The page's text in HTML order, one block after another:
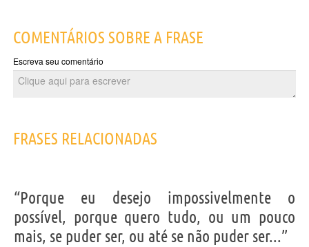
COMENTÁRIOS SOBRE A FRASE
Escreva seu comentário
FRASES RELACIONADAS
“Porque eu desejo impossivelmente o
possível, porque quero tudo, ou um pouco
mais, se puder ser, ou até se não puder ser...”